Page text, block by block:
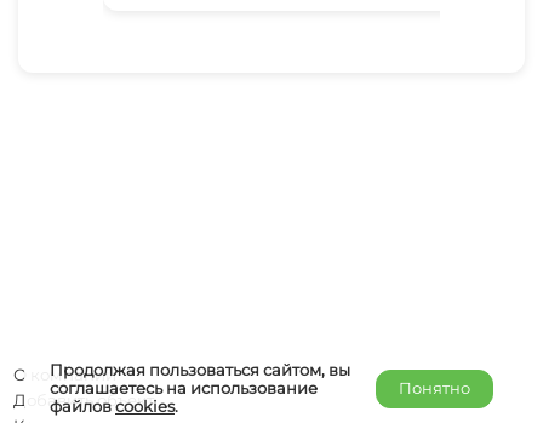
Продолжая пользоваться сайтом, вы
соглашаетесь на использование
файловcookies.
Понятно
О компании
Добавить объект